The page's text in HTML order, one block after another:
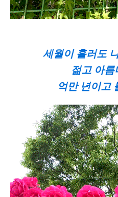
세월이 흘러도
젊고 아름
억만 년이고